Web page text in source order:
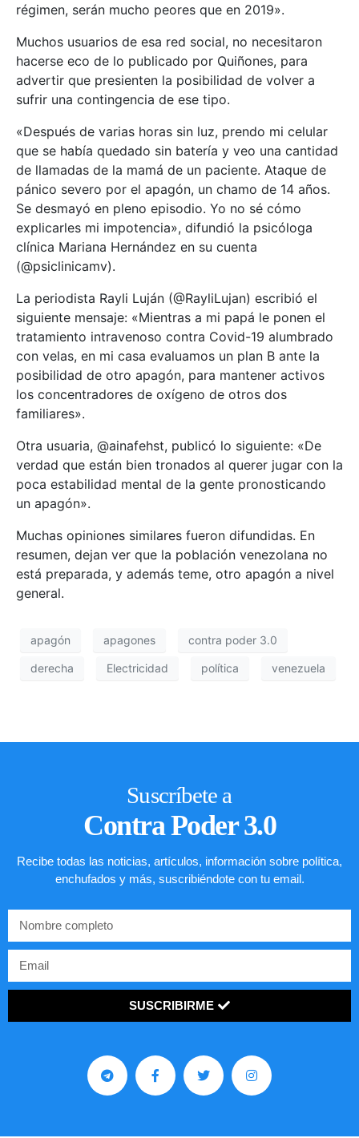
régimen, serán mucho peores que en 2019».
Muchos usuarios de esa red social, no necesitaron
hacerse eco de lo publicado por Quiñones, para
advertir que presienten la posibilidad de volver a
sufrir una contingencia de ese tipo.
«Después de varias horas sin luz, prendo mi celular
que se había quedado sin batería y veo una cantidad
de llamadas de la mamá de un paciente. Ataque de
pánico severo por el apagón, un chamo de 14 años.
Se desmayó en pleno episodio. Yo no sé cómo
explicarles mi impotencia», difundió la psicóloga
clínica Mariana Hernández en su cuenta
(@psiclinicamv).
La periodista Rayli Luján (@RayliLujan) escribió el
siguiente mensaje: «Mientras a mi papá le ponen el
tratamiento intravenoso contra Covid-19 alumbrado
con velas, en mi casa evaluamos un plan B ante la
posibilidad de otro apagón, para mantener activos
los concentradores de oxígeno de otros dos
familiares».
Otra usuaria, @ainafehst, publicó lo siguiente: «De
verdad que están bien tronados al querer jugar con la
poca estabilidad mental de la gente pronosticando
un apagón».
Muchas opiniones similares fueron difundidas. En
resumen, dejan ver que la población venezolana no
está preparada, y además teme, otro apagón a nivel
general.
apagón apagones contra poder 3.0
derecha Electricidad política venezuela
Suscríbete a
Contra Poder 3.0
Recibe todas las noticias, artículos, información sobre política,
enchufados y más, suscribiéndote con tu email.
SUSCRIBIRME